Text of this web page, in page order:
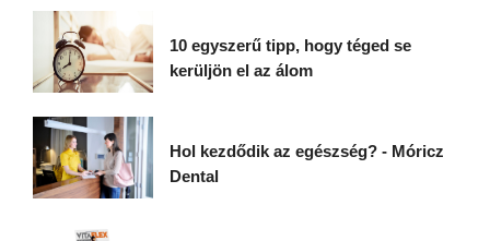
10 egyszerű tipp, hogy téged se
kerüljön el az álom
Hol kezdődik az egészség? - Móricz
Dental